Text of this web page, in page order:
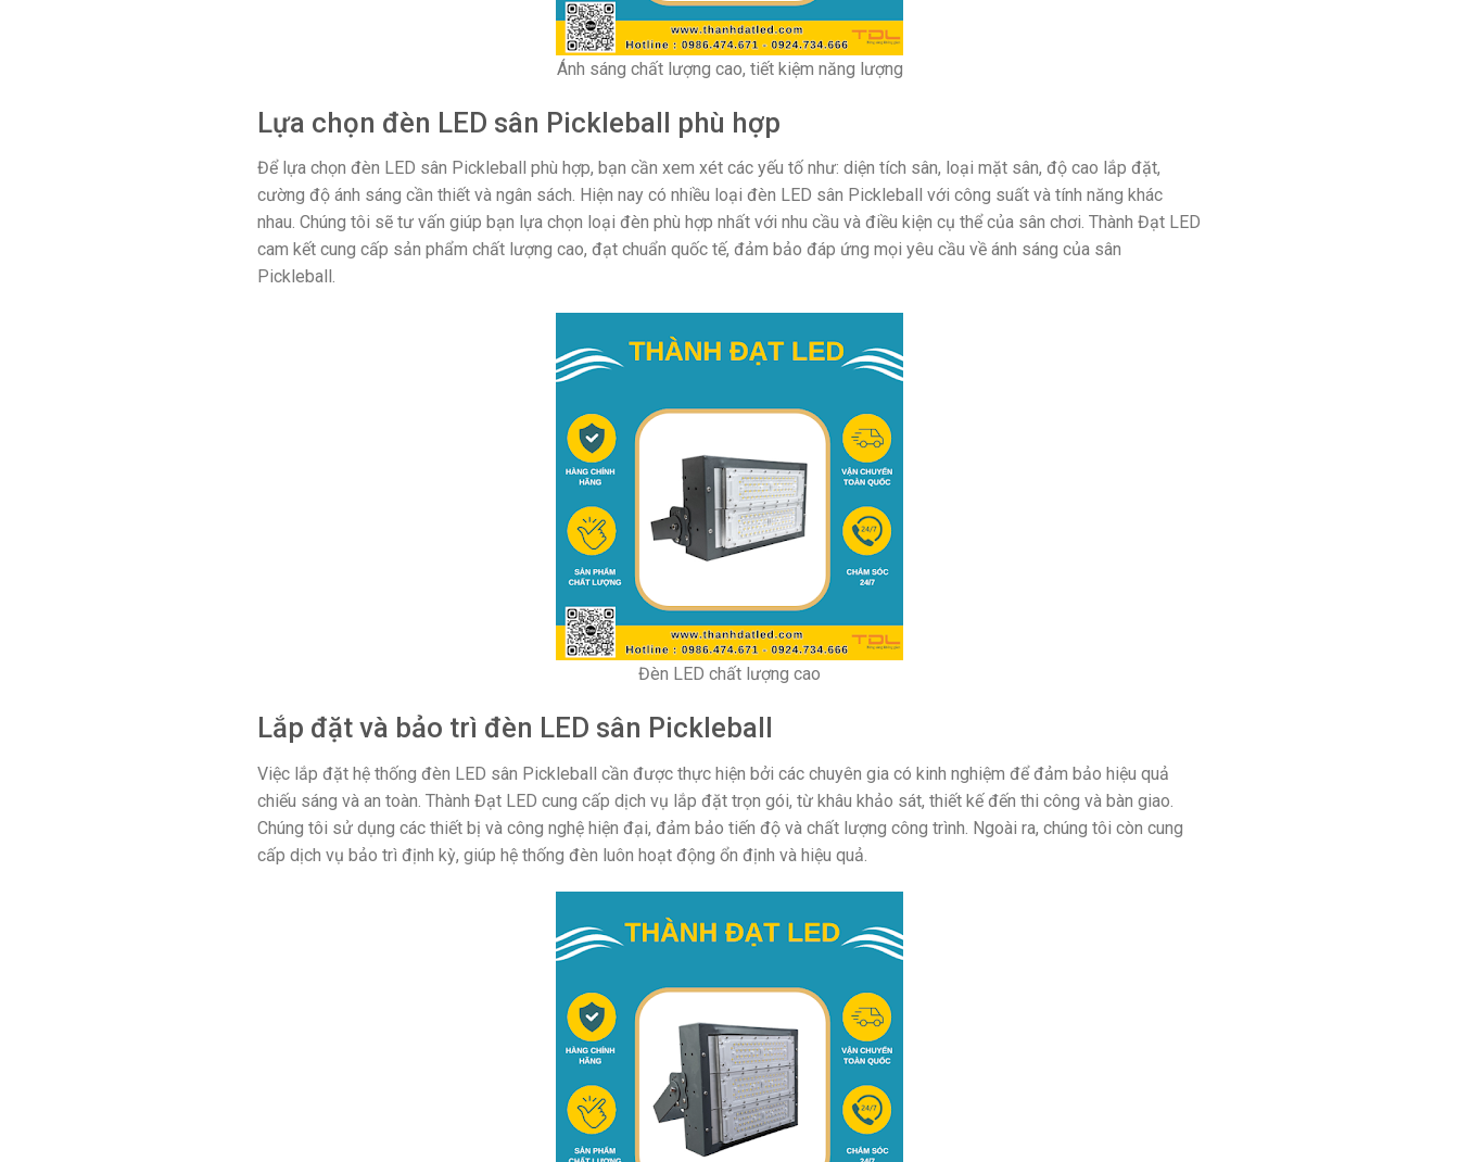
Ánh sáng chất lượng cao, tiết kiệm năng lượng
Lựa chọn đèn LED sân Pickleball phù hợp
Để lựa chọn đèn LED sân Pickleball phù hợp, bạn cần xem xét các yếu tố như: diện tích sân, loại mặt sân, độ cao lắp đặt,
cường độ ánh sáng cần thiết và ngân sách. Hiện nay có nhiều loại đèn LED sân Pickleball với công suất và tính năng khác
nhau. Chúng tôi sẽ tư vấn giúp bạn lựa chọn loại đèn phù hợp nhất với nhu cầu và điều kiện cụ thể của sân chơi. Thành Đạt LED
cam kết cung cấp sản phẩm chất lượng cao, đạt chuẩn quốc tế, đảm bảo đáp ứng mọi yêu cầu về ánh sáng của sân
Pickleball.
Đèn LED chất lượng cao
Lắp đặt và bảo trì đèn LED sân Pickleball
Việc lắp đặt hệ thống đèn LED sân Pickleball cần được thực hiện bởi các chuyên gia có kinh nghiệm để đảm bảo hiệu quả
chiếu sáng và an toàn. Thành Đạt LED cung cấp dịch vụ lắp đặt trọn gói, từ khâu khảo sát, thiết kế đến thi công và bàn giao.
Chúng tôi sử dụng các thiết bị và công nghệ hiện đại, đảm bảo tiến độ và chất lượng công trình. Ngoài ra, chúng tôi còn cung
cấp dịch vụ bảo trì định kỳ, giúp hệ thống đèn luôn hoạt động ổn định và hiệu quả.